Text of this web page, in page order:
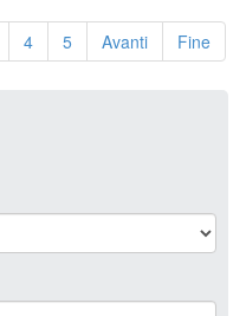
4 5 Avanti Fine